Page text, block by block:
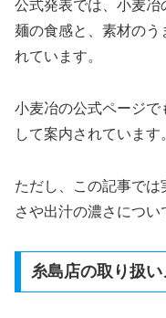
公式発表では、小麦冶
麺の食感と、素材のう
れています。
小麦冶の公式ページで
して案内されています
ただし、この記事で
さや出汁の濃さについ
糸島店の取り扱